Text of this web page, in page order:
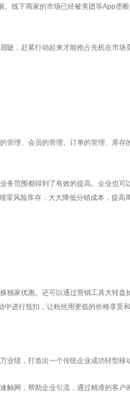
线下商家的市场已经被美团等App垄
睫，赶紧行动起来才能抢占先机在市场
管理、会员的管理、订单的管理、库存
务范围都得到了有效的提高。企业也可
零风险库存，大大降低分销成本，提高
家优惠。还可以通过营销工具大转盘
进行抵扣，让粉丝用更低的价格享受和
绩，打造出一个传统企业成功转型移
触网，帮助企业引流，通过精准的客户